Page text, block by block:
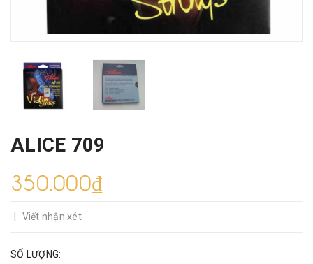
ALICE 709
350.000₫
Viết nhận xét
SỐ LƯỢNG: